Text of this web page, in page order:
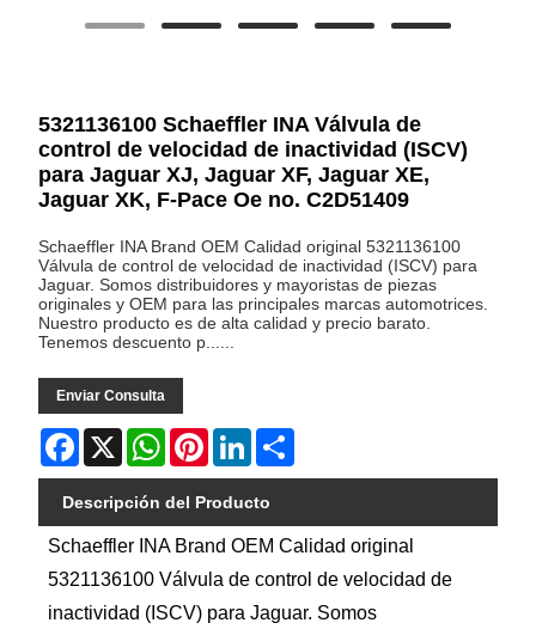
5321136100 Schaeffler INA Válvula de
control de velocidad de inactividad (ISCV)
para Jaguar XJ, Jaguar XF, Jaguar XE,
Jaguar XK, F-Pace Oe no. C2D51409
Schaeffler INA Brand OEM Calidad original 5321136100
Válvula de control de velocidad de inactividad (ISCV) para
Jaguar. Somos distribuidores y mayoristas de piezas
originales y OEM para las principales marcas automotrices.
Nuestro producto es de alta calidad y precio barato.
Tenemos descuento p......
Enviar Consulta
Facebook
X WhatsAppPinterestLinkedIn
Descripción del Producto
Schaeffler INA Brand OEM Calidad original
5321136100 Válvula de control de velocidad de
inactividad (ISCV) para Jaguar. Somos